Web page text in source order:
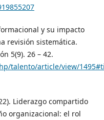
y su impacto
revisión sistemática.
5(9). 26 – 42.
talento/article/view/
Liderazgo compartido
organizacional: el rol